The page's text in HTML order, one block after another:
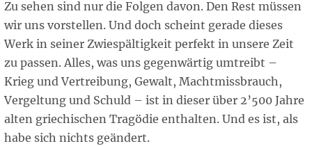
Zu sehen sind nur die Folgen davon. Den Rest müssen
wir uns vorstellen. Und doch scheint gerade dieses
Werk in seiner Zwiespältigkeit perfekt in unsere Zeit
zu passen. Alles, was uns gegenwärtig umtreibt –
Krieg und Vertreibung, Gewalt, Machtmissbrauch,
Vergeltung und Schuld – ist in dieser über 2’500 Jahre
alten griechischen Tragödie enthalten. Und es ist, als
habe sich nichts geändert.